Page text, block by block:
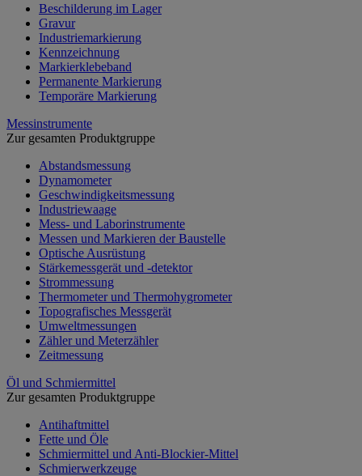
Beschilderung im Lager
Gravur
Industriemarkierung
Kennzeichnung
Markierklebeband
Permanente Markierung
Temporäre Markierung
Messinstrumente
Zur gesamten Produktgruppe
Abstandsmessung
Dynamometer
Geschwindigkeitsmessung
Industriewaage
Mess- und Laborinstrumente
Messen und Markieren der Baustelle
Optische Ausrüstung
Stärkemessgerät und -detektor
Strommessung
Thermometer und Thermohygrometer
Topografisches Messgerät
Umweltmessungen
Zähler und Meterzähler
Zeitmessung
Öl und Schmiermittel
Zur gesamten Produktgruppe
Antihaftmittel
Fette und Öle
Schmiermittel und Anti-Blockier-Mittel
Schmierwerkzeuge